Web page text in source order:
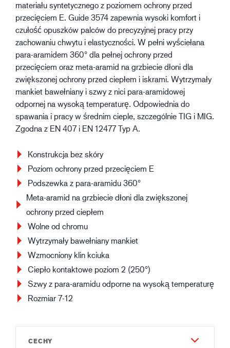
materiału syntetycznego z poziomem ochrony przed
przecięciem E. Guide 3574 zapewnia wysoki komfort i
czułość opuszków palców do precyzyjnej pracy przy
zachowaniu chwytu i elastyczności. W pełni wyściełana
para-aramidem 360° dla pełnej ochrony przed
przecięciem oraz meta-aramid na grzbiecie dłoni dla
zwiększonej ochrony przed ciepłem i iskrami. Wytrzymały
mankiet bawełniany i szwy z nici para-aramidowej
odpornej na wysoką temperaturę. Odpowiednia do
spawania i pracy w średnim cieple, szczególnie TIG i MIG.
Zgodna z EN 407 i EN 12477 Typ A.
Konstrukcja bez skóry
Poziom ochrony przed przecięciem E
Podszewka z para-aramidu 360°
Meta-aramid na grzbiecie dłoni dla zwiększonej
ochrony przed ciepłem
Wolne od chromu
Wytrzymały bawełniany mankiet
Wzmocniony klin kciuka
Ciepło kontaktowe poziom 2 (250°)
Szwy z para-aramidu odporne na wysoką temperaturę
Rozmiar 7-12
CECHY